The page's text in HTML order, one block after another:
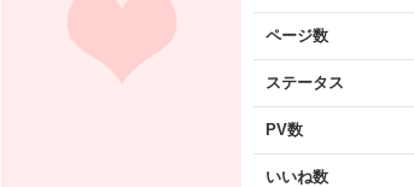
ページ数
ステータス
PV数
いいね数